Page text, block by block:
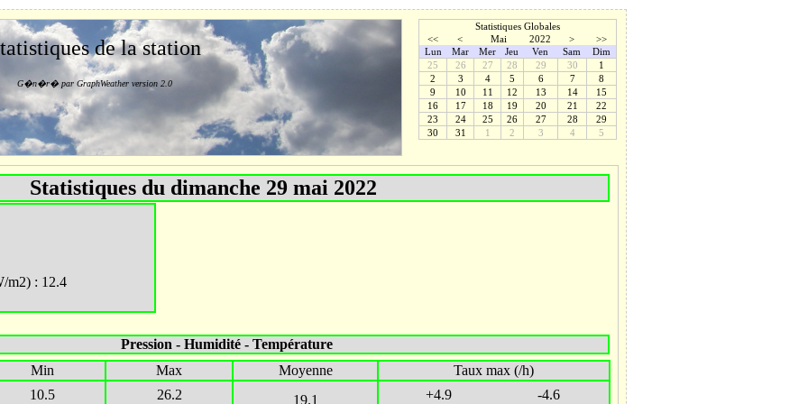
Statistiques Globales
<<
< Mai 2022 >
>>
Lun
Mar Mer Jeu Ven Sam
Dim
25
26 27 28 29 30
1
2
3 4 5 6 7
8
9
10 11 12 13 14
15
16
17 18 19 20 21
22
23
24 25 26 27 28
29
30
31 1 2 3 4 5
de la station
G�n�r� par GraphWeather version 2.0